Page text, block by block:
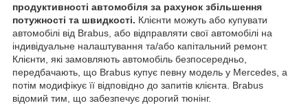
продуктивності автомобіля за рахунок збільшення
потужності та швидкості. Клієнти можуть або купувати
автомобілі від Brabus, або відправляти свої автомобілі на
індивідуальне налаштування та/або капітальний ремонт.
Клієнти, які замовляють автомобіль безпосередньо,
передбачають, що Brabus купує певну модель у Mercedes, а
потім модифікує її відповідно до запитів клієнта. Brabus
відомий тим, що забезпечує дорогий тюнінг.